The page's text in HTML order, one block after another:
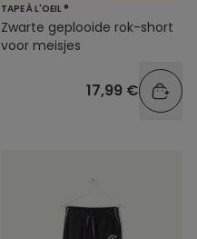
TAPE À L'OEIL ®
Zwarte geplooide rok-short
voor meisjes
17,99 €